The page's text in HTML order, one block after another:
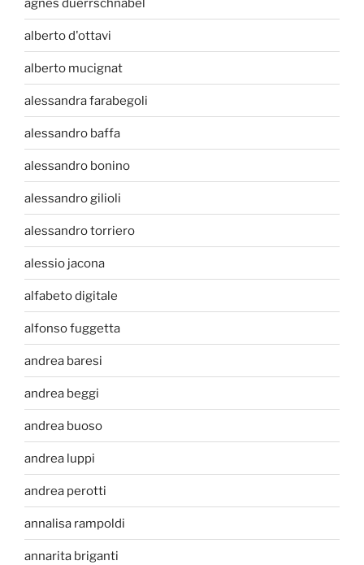
agnes duerrschnabel
alberto d'ottavi
alberto mucignat
alessandra farabegoli
alessandro baffa
alessandro bonino
alessandro gilioli
alessandro torriero
alessio jacona
alfabeto digitale
alfonso fuggetta
andrea baresi
andrea beggi
andrea buoso
andrea luppi
andrea perotti
annalisa rampoldi
annarita briganti